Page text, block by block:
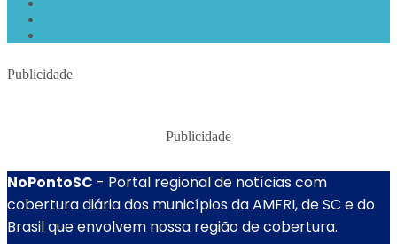
Publicidade
Publicidade
NoPontoSC - Portal regional de notícias com
cobertura diária dos municípios da AMFRI, de SC e do
Brasil que envolvem nossa região de cobertura.